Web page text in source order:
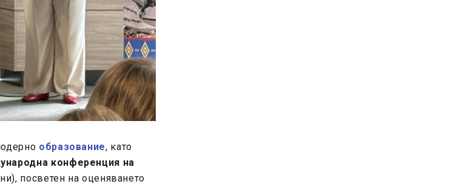
образование, като
конференция на
посветен на оценяването